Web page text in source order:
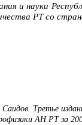
и науки
РТ со
Третье
АН РТ за